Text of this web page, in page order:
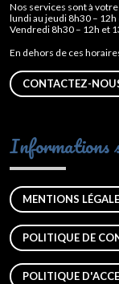
Nos services sont à
lundi au jeudi 8h30 – 12h
Vendredi 8h30 – 12h et
En dehors de ces
CONTACTEZ-
Informations
MENTIONS
POLITIQUE DE
POLITIQUE